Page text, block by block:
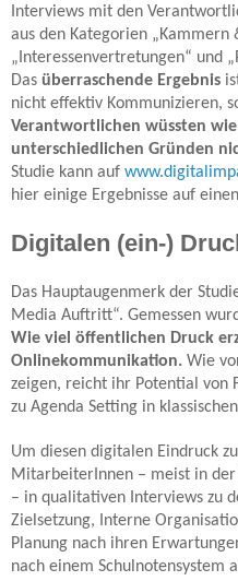
Interviews mit den
aus den Kategorien „Kammern
„Interessenvertretungen“ und
Das überraschende Ergebnis
nicht effektiv Kommunizieren,
Verantwortlichen wüssten wie
unterschiedlichen Gründen
Studie kann auf
hier einige Ergebnisse auf
Digitalen (ein-)
Das Hauptaugenmerk der
Media Auftritt“. Gemessen
Wie viel öffentlichen Druck
Onlinekommunikation. Wie
zeigen, reicht ihr Potential von
zu Agenda Setting in
Um diesen digitalen Eindruck
MitarbeiterInnen – meist in
– in qualitativen Interviews zu
Zielsetzung, Interne
Planung nach ihren
nach einem Schulnotensystem